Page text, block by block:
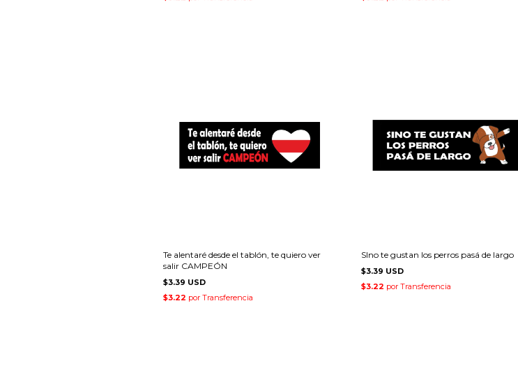
Te alentaré desde el tablón, te quiero ver
salir CAMPEÓN
$3.39 USD
SIno te gustan los perros pasá de largo
$3.39 USD